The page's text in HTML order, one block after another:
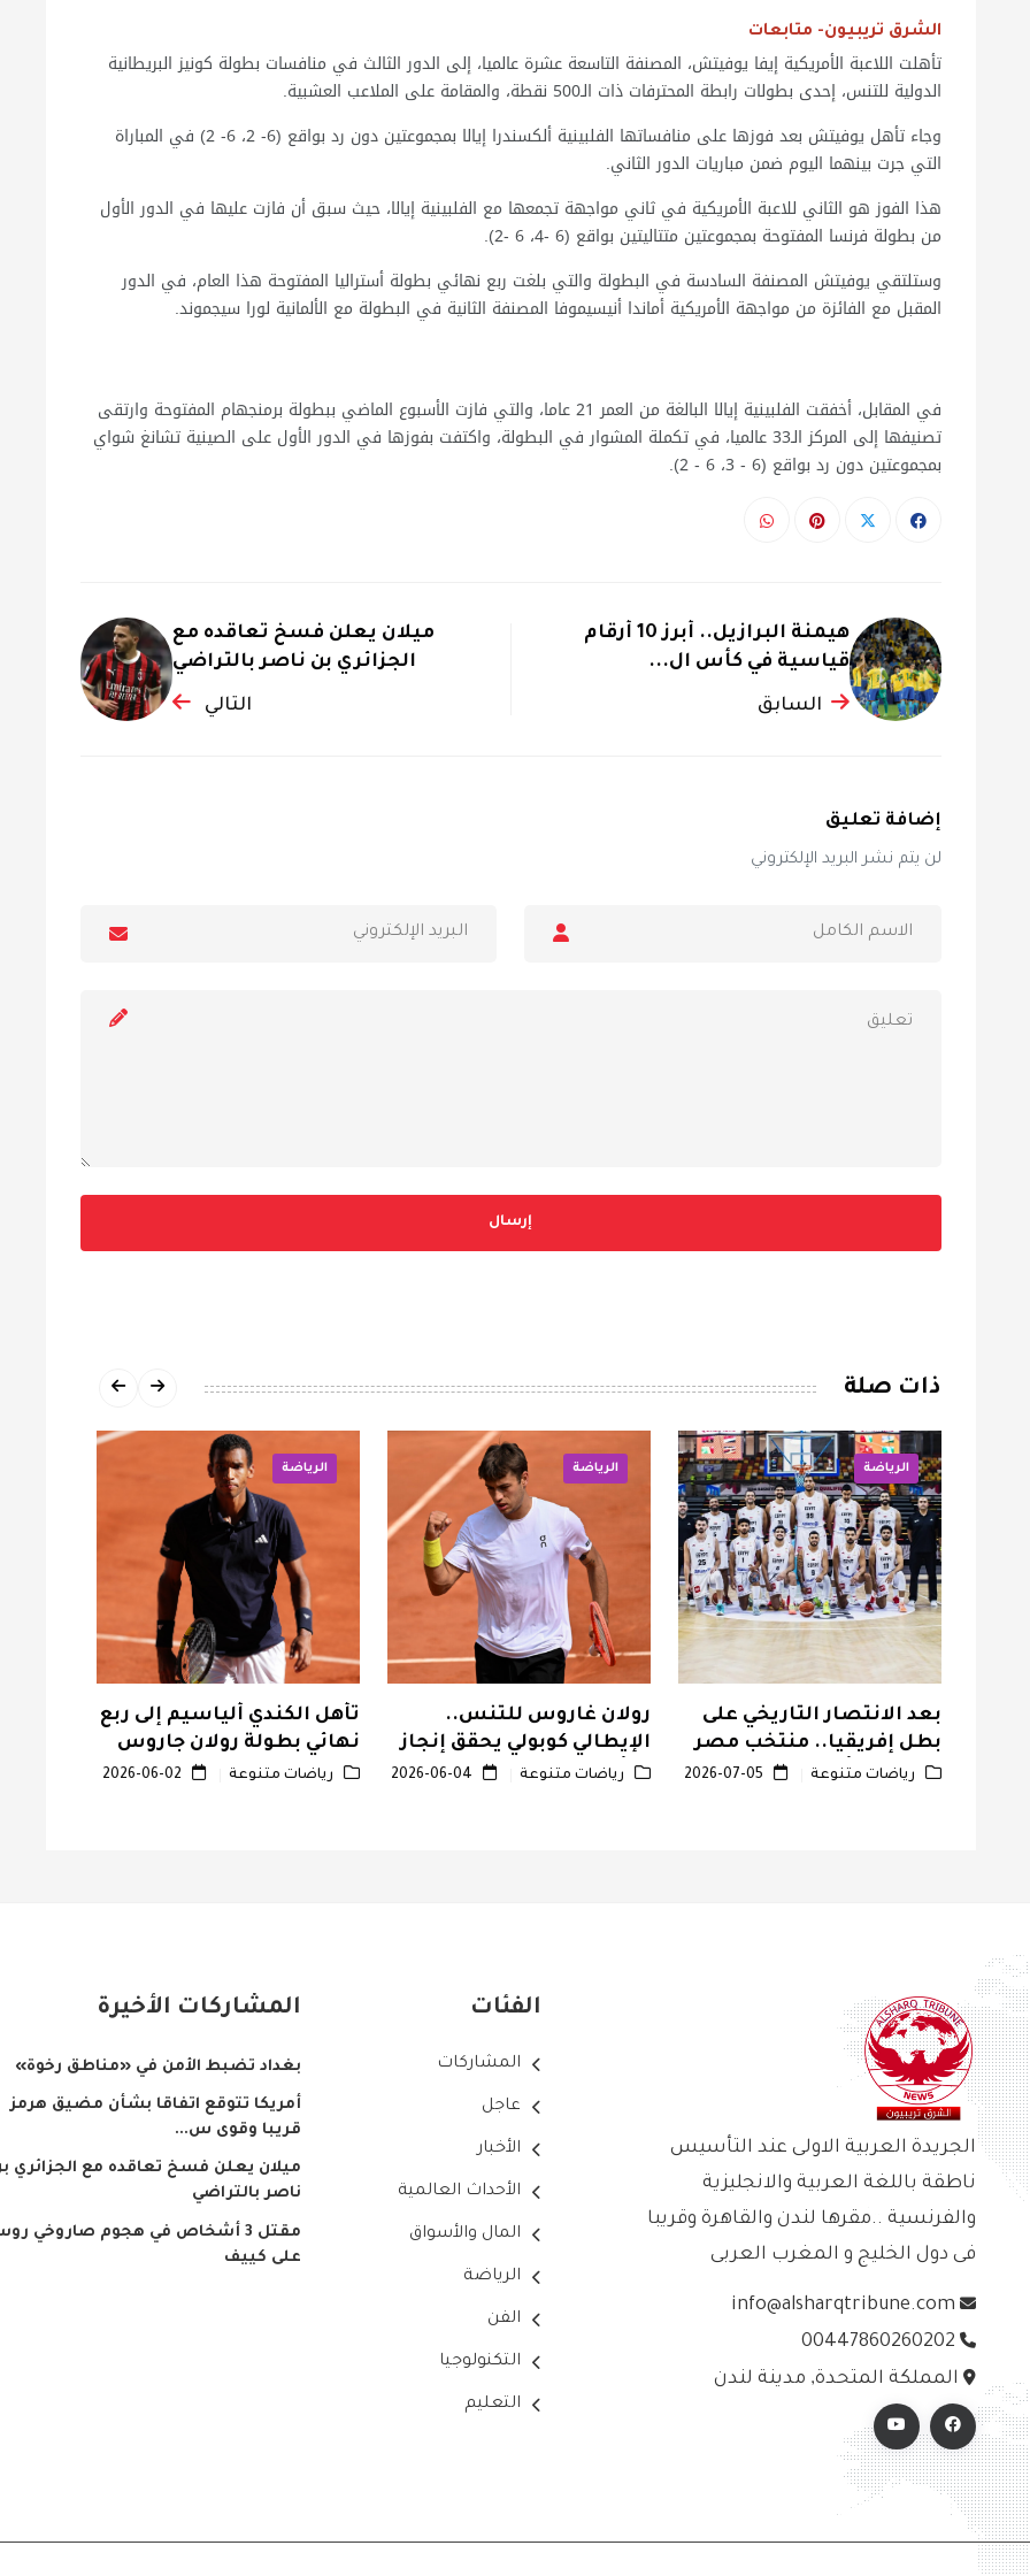
الشرق تريبيون- متابعات
تأهلت اللاعبة الأمريكية إيفا يوفيتش، المصنفة التاسعة عشرة عالميا، إلى الدور الثالث في منافسات بطولة كونيز البريطانية
الدولية للتنس، إحدى بطولات رابطة المحترفات ذات الـ500 نقطة، والمقامة على الملاعب العشبية.
وجاء تأهل يوفيتش بعد فوزها على منافساتها الفلبينية ألكسندرا إيالا بمجموعتين دون رد بواقع (6- 2، 6- 2) في المباراة
التي جرت بينهما اليوم ضمن مباريات الدور الثاني.
هذا الفوز هو الثاني للاعبة الأمريكية في ثاني مواجهة تجمعها مع الفلبينية إيالا، حيث سبق أن فازت عليها في الدور الأول
من بطولة فرنسا المفتوحة بمجموعتين متتاليتين بواقع (6 -4، 6 -2).
وستلتقي يوفيتش المصنفة السادسة في البطولة والتي بلغت ربع نهائي بطولة أستراليا المفتوحة هذا العام، في الدور
المقبل مع الفائزة من مواجهة الأمريكية أماندا أنيسيموفا المصنفة الثانية في البطولة مع الألمانية لورا سيجموند.
في المقابل، أخفقت الفلبينية إيالا البالغة من العمر 21 عاما، والتي فازت الأسبوع الماضي ببطولة برمنجهام المفتوحة وارتقى
تصنيفها إلى المركز الـ33 عالميا، في تكملة المشوار في البطولة، واكتفت بفوزها في الدور الأول على الصينية تشانغ شواي
بمجموعتين دون رد بواقع (6 - 3، 6 - 2).
هيمنة البرازيل.. أبرز 10 أرقام
قياسية في كأس ال...
السابق
ميلان يعلن فسخ تعاقده مع
الجزائري بن ناصر بالتراضي
التالي
إضافة تعليق
لن يتم نشر البريد الإلكتروني
إرسال
ذات صلة
الرياضة
بعد الانتصار التاريخي على
بطل إفريقيا.. منتخب مصر
يضمن التأهل إلى المرحلة
رياضات متنوعة
الرياضة
رولان غاروس للتنس..
الإيطالي كوبولي يحقق إنجاز
التأهل لنصف النهائي
رياضات متنوعة
الرياضة
تأهل الكندي ألياسيم إلى ربع
نهائي بطولة رولان جاروس
للتنس
رياضات متنوعة
الجريدة العربية الاولى عند التأسيس
ناطقة باللغة العربية والانجليزية
والفرنسية ..مقرها لندن والقاهرة وقريبا
فى دول الخليج و المغرب العربى
المملكة المتحدة, مدينة لندن
الفئات
المشاركات
عاجل
الأخبار
الأحداث العالمية
المال والأسواق
الرياضة
الفن
التكنولوجيا
التعليم
المشاركات الأخيرة
بغداد تضبط الأمن في «مناطق رخوة»
أمريكا تتوقع اتفاقا بشأن مضيق هرمز
قريبا وقوى س...
ميلان يعلن فسخ تعاقده مع الجزائري
ناصر بالتراضي
مقتل 3 أشخاص في هجوم صاروخي
على كييف